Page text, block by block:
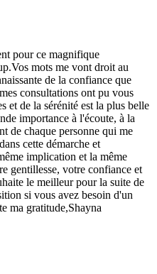
pour ce magnifique
mots me vont droit au
de la confiance que
consultations ont pu vous
et de la sérénité est la plus belle
importance à l'écoute, à la
de chaque personne qui me
cette démarche et
implication et la même
gentillesse, votre confiance et
le meilleur pour la suite de
si vous avez besoin d'un
ma gratitude,Shayna